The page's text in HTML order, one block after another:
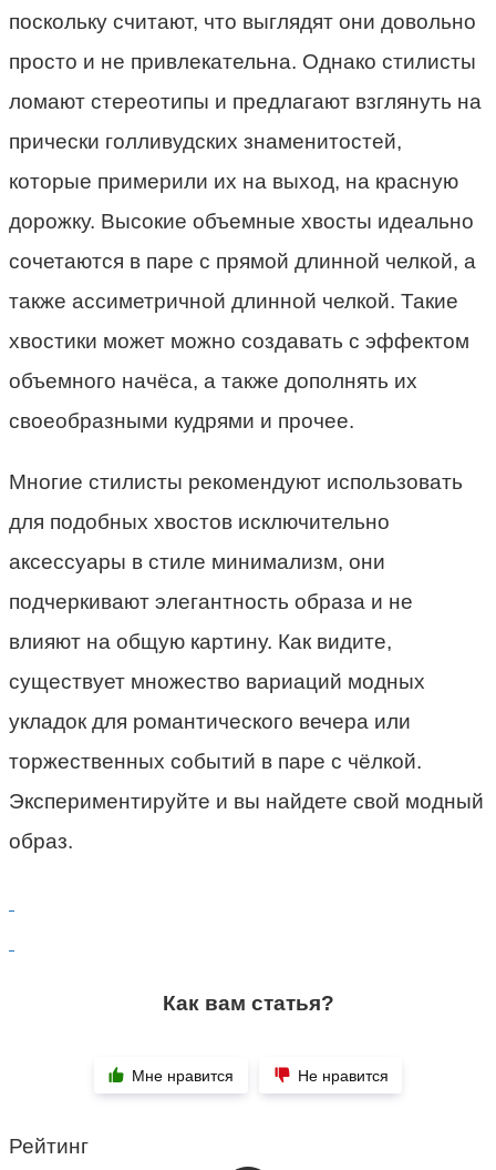
поскольку считают, что выглядят они довольно
просто и не привлекательна. Однако стилисты
ломают стереотипы и предлагают взглянуть на
прически голливудских знаменитостей,
которые примерили их на выход, на красную
дорожку. Высокие объемные хвосты идеально
сочетаются в паре с прямой длинной челкой, а
также ассиметричной длинной челкой. Такие
хвостики может можно создавать с эффектом
объемного начёса, а также дополнять их
своеобразными кудрями и прочее.
Многие стилисты рекомендуют использовать
для подобных хвостов исключительно
аксессуары в стиле минимализм, они
подчеркивают элегантность образа и не
влияют на общую картину. Как видите,
существует множество вариаций модных
укладок для романтического вечера или
торжественных событий в паре с чёлкой.
Экспериментируйте и вы найдете свой модный
образ.
Как вам статья?
Мне нравится Не нравится
Рейтинг